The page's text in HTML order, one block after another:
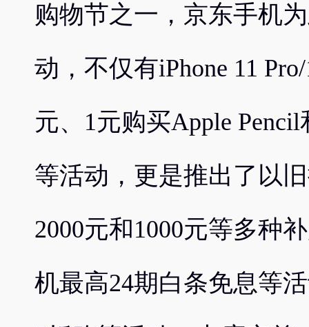
购物节之一，京东手机
动，不仅有iPhone 11
元、1元购买Apple
等活动，更是推出了以
2000元和1000元等多种
机最高24期白条免息等